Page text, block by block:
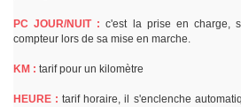
PC JOUR/NUIT : c'est la prise en charge,
compteur lors de sa mise en marche.
KM : tarif pour un kilomètre
HEURE : tarif horaire, il s'enclenche